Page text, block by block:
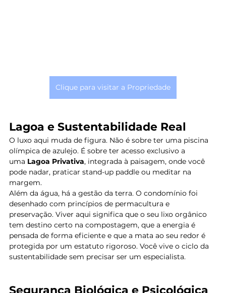
Clique para visitar a Propriedade
Lagoa e Sustentabilidade Real
O luxo aqui muda de figura. Não é sobre ter uma piscina
olímpica de azulejo. É sobre ter acesso exclusivo a
uma Lagoa Privativa, integrada à paisagem, onde você
pode nadar, praticar stand-up paddle ou meditar na
margem.
Além da água, há a gestão da terra. O condomínio foi
desenhado com princípios de permacultura e
preservação. Viver aqui significa que o seu lixo orgânico
tem destino certo na compostagem, que a energia é
pensada de forma eficiente e que a mata ao seu redor é
protegida por um estatuto rigoroso. Você vive o ciclo da
sustentabilidade sem precisar ser um especialista.
Segurança Biológica e Psicológica